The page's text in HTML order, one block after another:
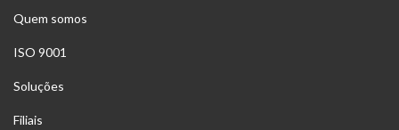
Quem somos
ISO 9001
Soluções
Filiais